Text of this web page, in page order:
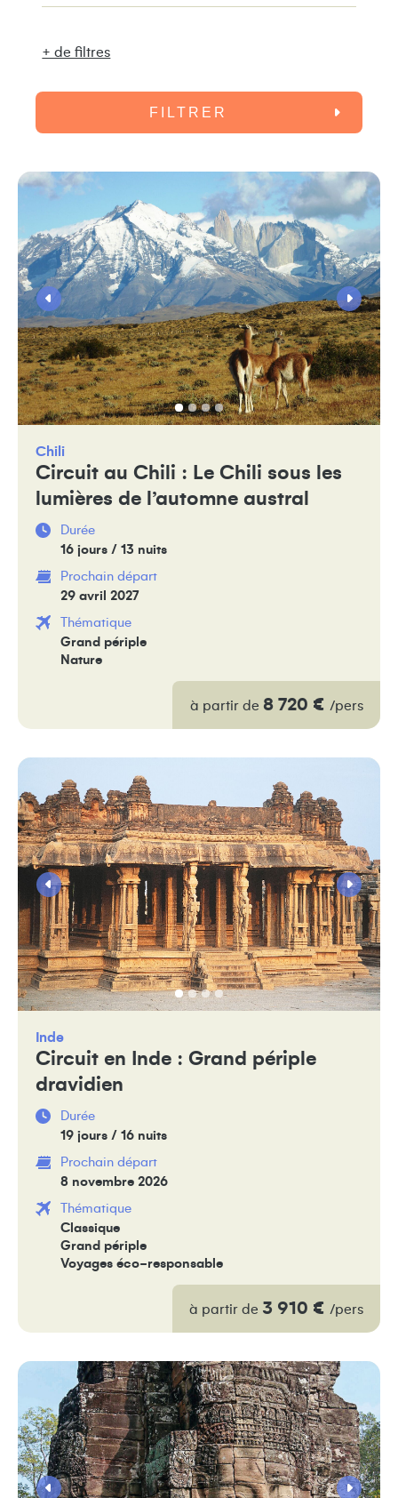
+ de filtres
FILTRER
Chili
Circuit au Chili : Le Chili sous les
lumières de l’automne austral
Durée
16 jours / 13 nuits
Prochain départ
29 avril 2027
Thématique
Grand périple
Nature
à partir de 8 720 € /pers
Inde
Circuit en Inde : Grand périple
dravidien
Durée
19 jours / 16 nuits
Prochain départ
8 novembre 2026
Thématique
Classique
Grand périple
Voyages éco-responsable
à partir de 3 910 € /pers